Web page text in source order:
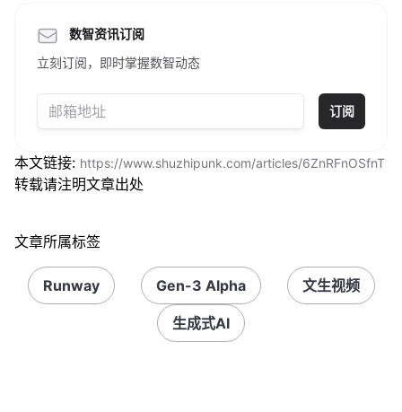
数智资讯订阅
立刻订阅，即时掌握数智动态
订阅
本文链接: https://www.shuzhipunk.com/articles/6ZnRFnOSfnT
转载请注明文章出处
文章所属标签
Runway Gen-3 Alpha 文生视频
生成式AI